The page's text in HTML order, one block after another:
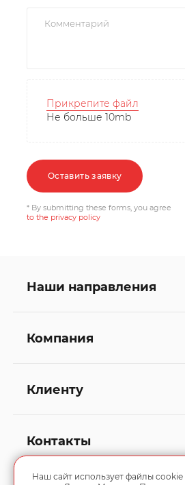
Прикрепите файл
Не больше 10mb
Оставить заявку
* By submitting these forms, you agree
to the privacy policy
Наши направления
Компания
Клиенту
Контакты
Наш сайт использует файлы cookie